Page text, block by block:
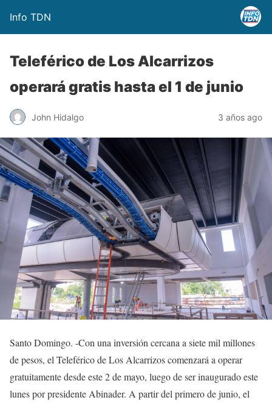
Info TDN
Teleférico de Los Alcarrizos
operará gratis hasta el 1 de junio
John Hidalgo 3 años ago
Santo Domingo. -Con una inversión cercana a siete mil millones
de pesos, el Teleférico de Los Alcarrizos comenzará a operar
gratuitamente desde este 2 de mayo, luego de ser inaugurado este
lunes por presidente Abinader. A partir del primero de junio, el